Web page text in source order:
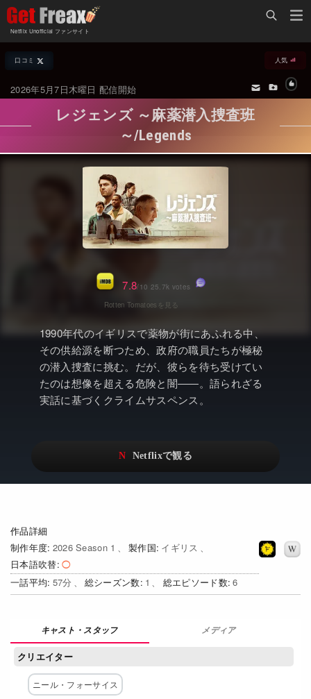
Netflix Unofficial ファンサイト
Netflix新着作品
オールジャンル
海外ドラマ・シリーズ
海外映画
国内TV番組・ドラマ
国内映画
アジアTV番組・ドラマ
アジア映画
ドキュメンタリー
Netflixオリジナル作品
リアリティ
その他の国のTV番組
配信終了予定の作品
海外ドラマ・ラインナップ
Netflix 人気ランキング
Netflix 全作品ラインナップ
Netflix配信作品カスタム検索
トレンド
VOD 総合作品情報
Netflix・VOD総合News
Watchlistへ
Netflix Video
…
Netflix 高い評価の海外作品
Watchlist
過去の配信終了作品
Netflixコース別料金プラン
口コミ 人気
2026年5月7日木曜日 配信開始
レジェンズ ～麻薬潜入捜査班
～/Legends
1990年代のイギリスで薬物が街にあふれる中、
その供給源を断つため、政府の職員たちが極秘
の潜入捜査に挑む。だが、彼らを待ち受けてい
たのは想像を超える危険と闇――。語られざる
実話に基づくクライムサスペンス。
作品詳細
制作年度 2026 Season 1 製作国 イギリス
日本語吹替
一話平均 57 総シーズン数 1 総エピソード数 6
7.8/10 25.7k votes
メディア
クリエイター
ニール・フォーサイス